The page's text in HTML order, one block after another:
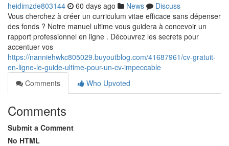
heidimzde803144 60 days ago News
Discuss
Vous cherchez à créer un curriculum vitae efficace sans dépenser
des fonds ? Notre manuel ultime vous guidera à concevoir un
rapport professionnel en ligne . Découvrez les secrets pour
accentuer vos
https://nanniehwkc805029.buyoutblog.com/41687961/cv-gratuit-
en-ligne-le-guide-ultime-pour-un-cv-impeccable
Comments
Who Upvoted
Comments
Submit a Comment
No HTML